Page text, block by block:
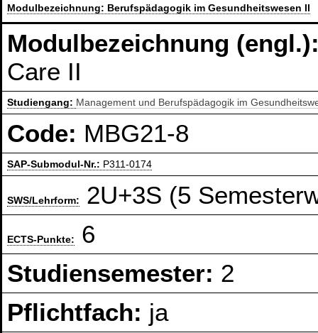
Modulbezeichnung: Berufspädagogik im Gesundheitswesen II
Modulbezeichnung
Care II
Studiengang: Management und Berufspädagogik im
Code: MBG21-8
SAP-Submodul-Nr.: P311-0174
SWS/Lehrform: 2U+3S (5
ECTS-Punkte:
6
Studiensemester: 2
Pflichtfach: ja